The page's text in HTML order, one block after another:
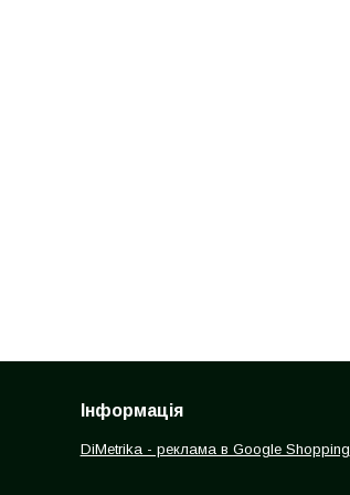
Інформація
DiMetrika - реклама в Google Shopping